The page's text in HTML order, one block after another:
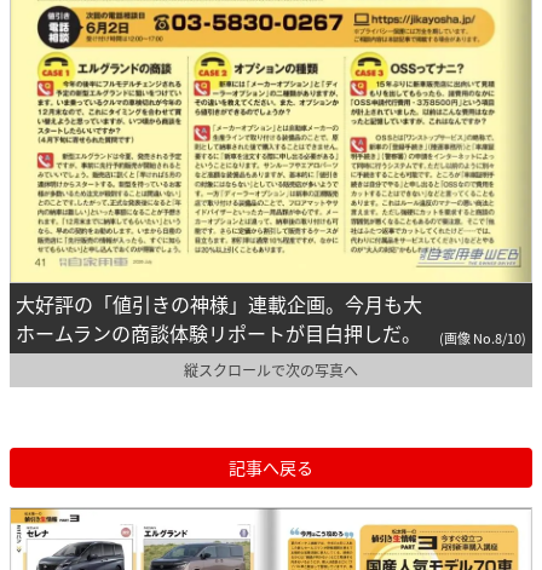
大好評の「値引きの神様」連載企画。今月も大
ホームランの商談体験リポートが目白押しだ。
(画像 No.8/10)
縦スクロールで次の写真へ
記事へ戻る